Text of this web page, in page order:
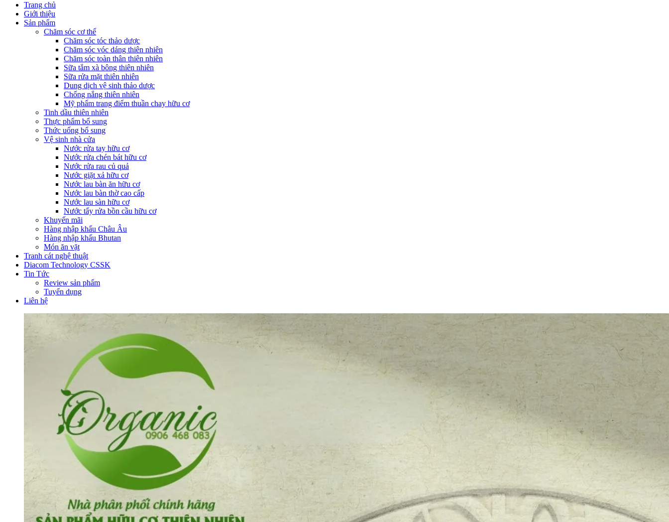
Trang chủ
Giới thiệu
Sản phẩm
Chăm sóc cơ thể
Chăm sóc tóc thảo dược
Chăm sóc vóc dáng thiên nhiên
Chăm sóc toàn thân thiên nhiên
Sữa tắm xà bông thiên nhiên
Sữa rửa mặt thiên nhiên
Dung dịch vệ sinh thảo dược
Chống nắng thiên nhiên
Mỹ phẩm trang điểm thuần chay hữu cơ
Tinh dầu thiên nhiên
Thực phẩm bổ sung
Thức uống bổ sung
Vệ sinh nhà cửa
Nước rửa tay hữu cơ
Nước rửa chén bát hữu cơ
Nước rửa rau củ quả
Nước giặt xả hữu cơ
Nước lau bàn ăn hữu cơ
Nước lau bàn thờ cao cấp
Nước lau sàn hữu cơ
Nước tẩy rửa bồn cầu hữu cơ
Khuyến mãi
Hàng nhập khẩu Châu Âu
Hàng nhập khẩu Bhutan
Món ăn vặt
Tranh cát nghệ thuật
Diacom Technology CSSK
Tin Tức
Review sản phẩm
Tuyển dụng
Liên hệ